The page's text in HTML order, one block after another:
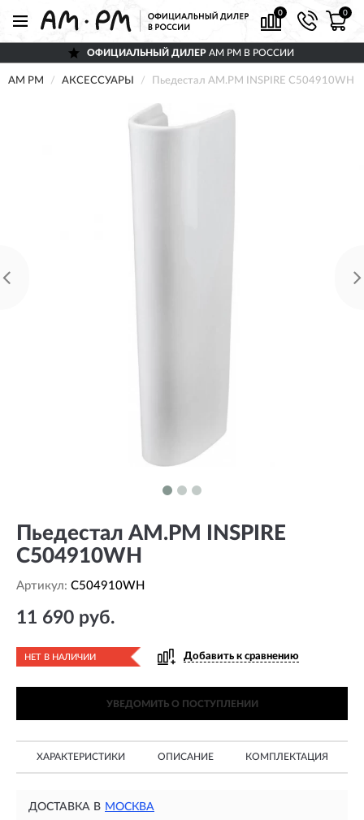
0 0
ОФИЦИАЛЬНЫЙ ДИЛЕР AM PM В РОССИИ
AM PM АКСЕССУАРЫ Пьедестал AM.PM INSPIRE C504910WH
Пьедестал AM.PM INSPIRE
C504910WH
Артикул: C504910WH
11 690 руб.
НЕТ В НАЛИЧИИ Добавить к сравнению
УВЕДОМИТЬ О ПОСТУПЛЕНИИ
ХАРАКТЕРИСТИКИ ОПИСАНИЕ КОМПЛЕКТАЦИЯ
ДОСТАВКА В МОСКВА